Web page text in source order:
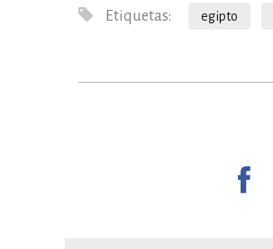
Etiquetas: egipto